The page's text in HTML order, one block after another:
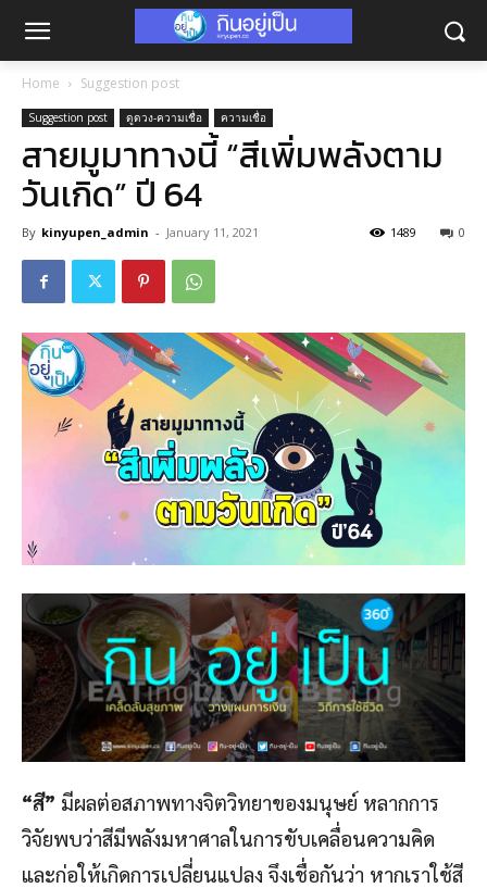
Home Suggestion post
Suggestion post ดูดวง-ความเชื่อ ความเชื่อ
สายมูมาทางนี้ “สีเพิ่มพลังตาม
วันเกิด” ปี 64
By kinyupen_admin - January 11, 2021 0
1489
“สี” มีผลต่อสภาพทางจิตวิทยาของมนุษย์ หลากการ
วิจัยพบว่าสีมีพลังมหาศาลในการขับเคลื่อนความคิด
และก่อให้เกิดการเปลี่ยนแปลง จึงเชื่อกันว่า หากเราใช้สี